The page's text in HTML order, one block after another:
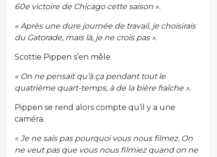
60e victoire de Chicago cette saison ».
« Après une dure journée de travail, je choisirais
du Gatorade, mais là, je ne crois pas ».
Scottie Pippen s’en mêle.
« On ne pensait qu’à ça pendant tout le
quatrième quart-temps, à de la bière fraîche ».
Pippen se rend alors compte qu’il y a une
caméra.
« Je ne sais pas pourquoi vous nous filmez. On
ne veut pas que vous nous filmiez quand on ne